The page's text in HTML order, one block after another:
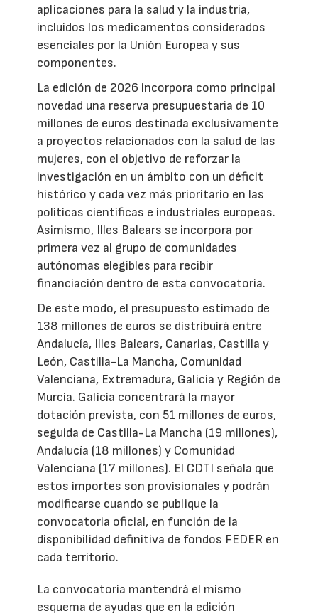
aplicaciones para la salud y la industria,
incluidos los medicamentos considerados
esenciales por la Unión Europea y sus
componentes.
La edición de 2026 incorpora como principal
novedad una reserva presupuestaria de 10
millones de euros destinada exclusivamente
a proyectos relacionados con la salud de las
mujeres, con el objetivo de reforzar la
investigación en un ámbito con un déficit
histórico y cada vez más prioritario en las
políticas científicas e industriales europeas.
Asimismo, Illes Balears se incorpora por
primera vez al grupo de comunidades
autónomas elegibles para recibir
financiación dentro de esta convocatoria.
De este modo, el presupuesto estimado de
138 millones de euros se distribuirá entre
Andalucía, Illes Balears, Canarias, Castilla y
León, Castilla-La Mancha, Comunidad
Valenciana, Extremadura, Galicia y Región de
Murcia. Galicia concentrará la mayor
dotación prevista, con 51 millones de euros,
seguida de Castilla-La Mancha (19 millones),
Andalucía (18 millones) y Comunidad
Valenciana (17 millones). El CDTI señala que
estos importes son provisionales y podrán
modificarse cuando se publique la
convocatoria oficial, en función de la
disponibilidad definitiva de fondos FEDER en
cada territorio.
La convocatoria mantendrá el mismo
esquema de ayudas que en la edición